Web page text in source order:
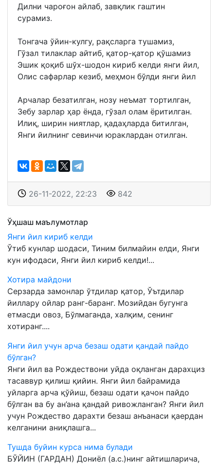
Дилни чароғон айлаб, завқлик гаштин
сурамиз.
Тонгача ўйин-кулгу, рақсларга тушамиз,
Гўзал тилаклар айтиб, қатор-қатор қўшамиз
Эшик қоқиб шўх-шодон кириб келди янги йил,
Олис сафарлар кезиб, меҳмон бўлди янги йил
Aрчалар безатилган, нозу неъмат тортилган,
Зебу зарлар ҳар ёнда, гўзал олам ёритилган.
Илиқ, ширин ниятлар, қадаҳларда битилган,
Янги йилнинг севинчи юраклардан отилган.
26-11-2022, 22:23 842
Ўҳшаш маълумотлар
Янги йил кириб келди
Ўтиб кунлар шодаси, Тиним билмайин елди, Янги
кун ифодаси, Янги йил кириб келди!...
Хотира майдони
Серзарда замонлар ўтдилар қатор, Ўътдилар
йиллару ойлар ранг-баранг. Мозийдан бугунга
етмасди овоз, Бўлмаганда, халқим, сенинг
хотиранг....
Янги йил учун арча безаш одати қандай пайдо
бўлган?
Янги йил ва Рождествони уйда оқланган дарахциз
тасаввур қилиш қийин. Янги йил байрамида
уйларга арча қўйиш, безаш одати қачон пайдо
бўлган ва бу ан’ана қандай ривожланган? Янги йил
учун Рождество дарахти безаш анъанаси қаердан
келганини аниқлашга...
Тушда буйин курса нима булади
БЎЙИН (ГАРДАН) Дониёл (а.с.)нинг айтишларича,